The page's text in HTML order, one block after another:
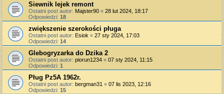
Siewnik lejek remont
Ostatni post autor: Majster90 « 28 lut 2024, 18:17
Odpowiedzi: 18
zwiększenie szerokości pługa
Ostatni post autor: Esiok « 27 sty 2024, 17:03
Odpowiedzi: 14
Glebogryzarka do Dzika 2
Ostatni post autor: piorun1234 « 07 sty 2024, 11:15
Odpowiedzi: 1
Pług Pz5A 1962r.
Ostatni post autor: bergman31 « 07 lis 2023, 12:16
Odpowiedzi: 15